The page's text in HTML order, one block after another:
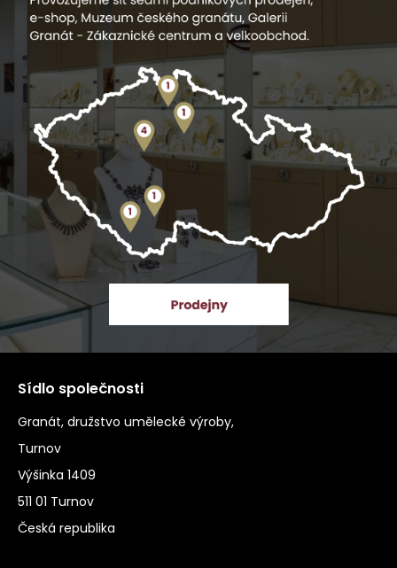
Sídlo společnosti
Granát, družstvo umělecké výroby,
Turnov
Výšinka 1409
511 01 Turnov
Česká republika